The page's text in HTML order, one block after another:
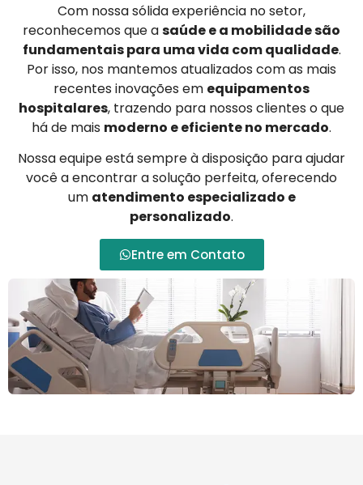
Com nossa sólida experiência no setor,
reconhecemos que asaúde e a mobilidade são
fundamentais para uma vida com qualidade.
Por isso, nos mantemos atualizados com as mais
recentes inovações em equipamentos
hospitalares, trazendo para nossos clientes o que
há de mais moderno e eficiente no mercado.
Nossa equipe está sempre à disposição para ajudar
você a encontrar a solução perfeita, oferecendo
um atendimento especializado e
personalizado.
Entre em Contato